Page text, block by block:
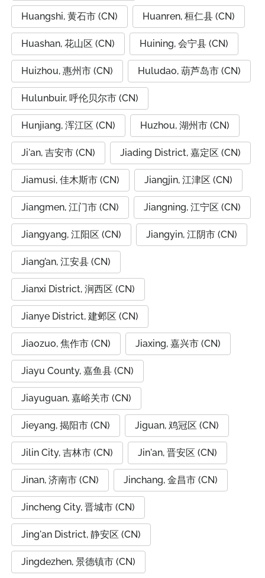
Huangshi, 黄石市 (CN) Huanren, 桓仁县 (CN)
Huashan, 花山区 (CN) Huining, 会宁县 (CN)
Huizhou, 惠州市 (CN) Huludao, 葫芦岛市 (CN)
Hulunbuir, 呼伦贝尔市 (CN)
Hunjiang, 浑江区 (CN) Huzhou, 湖州市 (CN)
Ji'an, 吉安市 (CN) Jiading District, 嘉定区 (CN)
Jiamusi, 佳木斯市 (CN) Jiangjin, 江津区 (CN)
Jiangmen, 江门市 (CN) Jiangning, 江宁区 (CN)
Jiangyang, 江阳区 (CN) Jiangyin, 江阴市 (CN)
Jiang’an, 江安县 (CN)
Jianxi District, 涧西区 (CN)
Jianye District, 建邺区 (CN)
Jiaozuo, 焦作市 (CN) Jiaxing, 嘉兴市 (CN)
Jiayu County, 嘉鱼县 (CN)
Jiayuguan, 嘉峪关市 (CN)
Jieyang, 揭阳市 (CN) Jiguan, 鸡冠区 (CN)
Jilin City, 吉林市 (CN) Jin'an, 晋安区 (CN)
Jinan, 济南市 (CN) Jinchang, 金昌市 (CN)
Jincheng City, 晋城市 (CN)
Jing'an District, 静安区 (CN)
Jingdezhen, 景德镇市 (CN)